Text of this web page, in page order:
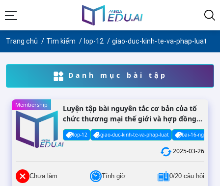
Trang chủ Tìm kiếm lop-12 giao-duc-kinh-te-va-phap-luat
Danh mục bài tập
Membership
Luyện tập bài nguyên tắc cơ bản của tổ
chức thương mại thế giới và hợp đồng
thương mại quốc tế
lop-12 giao-duc-kinh-te-va-phap-luat bai-16-nguyen-
2025-03-26
Chưa làm Tính giờ 0/20 câu hỏi